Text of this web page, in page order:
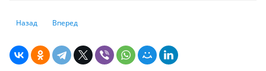
Предыдущий: О чём говорит "правило трёх секунд" и что такое
Назад Следующий: Хранить деньги на депозите выгодно:
Вперед